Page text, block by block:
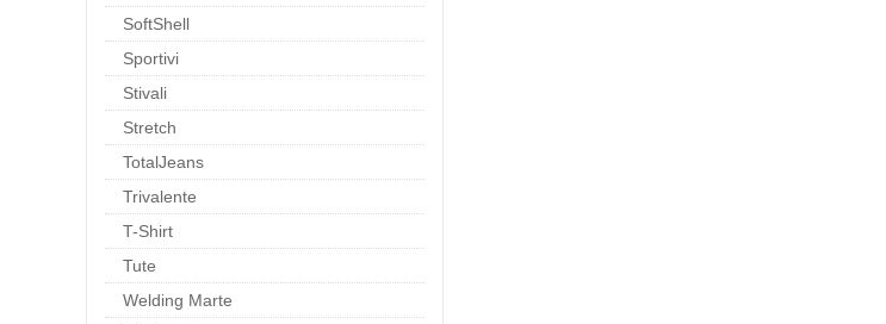
SoftShell
Sportivi
Stivali
Stretch
TotalJeans
Trivalente
T-Shirt
Tute
Welding Marte